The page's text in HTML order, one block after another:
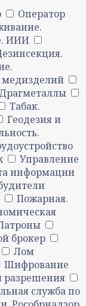
Оператор
ИИИ
медизделий
Драгметаллы
Табак.
Геодезия и
Управление
информации
Пожарная.
брокер
Лом
Шифрование
разрешения
служба по